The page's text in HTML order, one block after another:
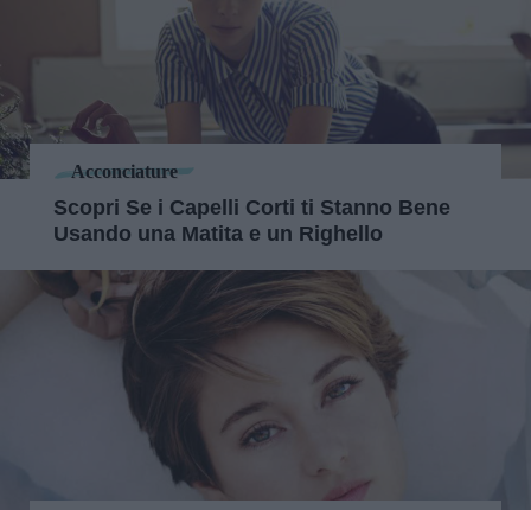
Acconciature
Scopri Se i Capelli Corti ti Stanno Bene
Usando una Matita e un Righello